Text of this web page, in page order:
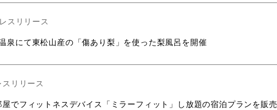
スリリース
泉にて東松山産の「傷あり梨」を使った梨風呂を開催
リリース
でフィットネスデバイス「ミラーフィット」し放題の宿泊プランを販売